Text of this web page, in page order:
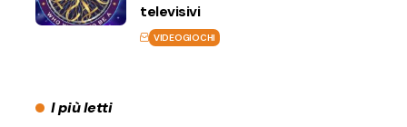
televisivi
VIDEOGIOCHI
I più letti